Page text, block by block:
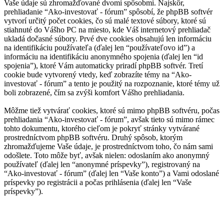
Vaše údaje sú zhromažďované dvomi spôsobmi. Najskôr,
prehliadanie “Ako-investovať - fórum” spôsobí, že phpBB softvér
vytvorí určitý počet cookies, čo sú malé textové súbory, ktoré sú
stiahnuté do Vášho PC na miesto, kde Váš internetový prehliadač
ukladá dočasné súbory. Prvé dve cookies obsahujú len informáciu
na identifikáciu používateľa (ďalej len “používateľovo id”) a
informáciu na identifikáciu anonymného spojenia (ďalej len “id
spojenia”), ktoré Vám automaticky priradí phpBB softvér. Tretí
cookie bude vytvorený vtedy, keď zobrazíte témy na “Ako-
investovať - fórum” a tento je použitý na rozpoznanie, ktoré témy už
boli zobrazené, čím sa zvýši komfort Vášho prehliadania.
Môžme tiež vytvárať cookies, ktoré sú mimo phpBB softvéru, počas
prehliadania “Ako-investovať - fórum”, avšak tieto sú mimo rámec
tohto dokumentu, ktorého cieľom je pokryť stránky vytvárané
prostredníctvom phpBB softvéru. Druhý spôsob, ktorým
zhromažďujeme Vaše údaje, je prostredníctvom toho, čo nám sami
odošlete. Toto môže byť, avšak nielen: odoslaním ako anonymný
používateľ (ďalej len “anonymné príspevky”), registrovaný na
“Ako-investovať - fórum” (ďalej len “Vaše konto”) a Vami odoslané
príspevky po registrácii a počas prihlásenia (ďalej len “Vaše
príspevky”).